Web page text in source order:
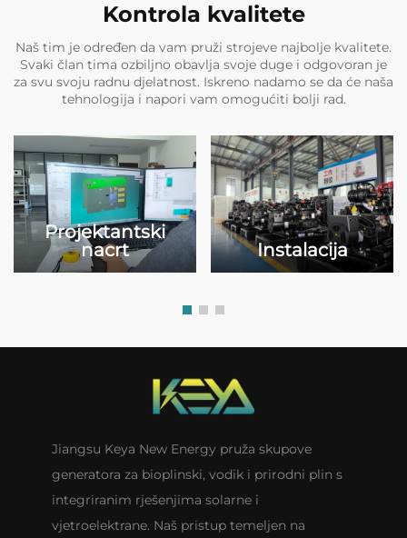
Kontrola kvalitete
Naš tim je određen da vam pruži strojeve najbolje kvalitete.
Svaki član tima ozbiljno obavlja svoje duge i odgovoran je
za svu svoju radnu djelatnost. Iskreno nadamo se da će naša
tehnologija i napori vam omogućiti bolji rad.
Projektantski
nacrt
Instalacija
Jiangsu Keya New Energy pruža skupove
generatora za bioplinski, vodik i prirodni plin s
integriranim rješenjima solarne i
vjetroelektrane. Naš pristup temeljen na